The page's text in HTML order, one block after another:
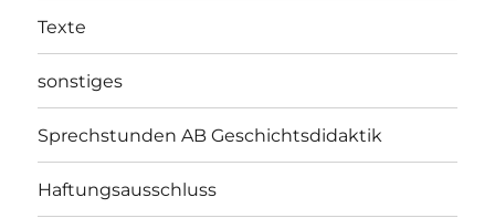
Texte
sonstiges
Sprechstunden AB Geschichtsdidaktik
Haftungsausschluss